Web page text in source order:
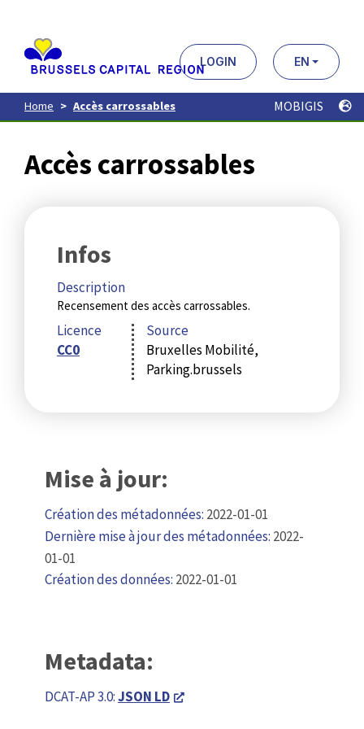
contenu
principal
LOGIN EN
Home Accès carrossables MOBIGIS
Accès carrossables
Infos
Description
Recensement des accès carrossables.
Licence
CC0
Source
Bruxelles Mobilité,
Parking.brussels
Mise à jour:
Création des métadonnées: 2022-01-01
Dernière mise à jour des métadonnées: 2022-
01-01
Création des données: 2022-01-01
Metadata:
DCAT-AP 3.0:JSON LD